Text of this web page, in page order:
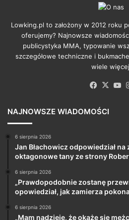
Lowking.pl to założony w 2012 roku
oferujemy? Najnowsze
publicystyka MMA, typowanie
szczegółowe techniczne i
wiele
X
NAJNOWSZE WIADOMOŚCI
6 sierpnia 2026
Jan Błachowicz odpowiedział
oktagonowe tany ze strony
6 sierpnia 2026
„Prawdopodobnie zostanę
opowiedział, jak zamierza
6 sierpnia 2026
„Mam nadzieję, że okaże się